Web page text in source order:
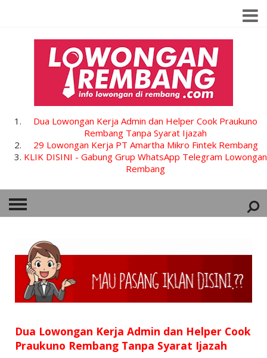
Dua Lowongan Kerja Admin dan Helper Cook Praukuno
Rembang Tanpa Syarat Ijazah
29 Lowongan Kerja PT Amartha Mikro Fintek Rembang
KLIK DISINI - Gabung Grup WhatsApp Telegram Lowongan
Rembang
HOME
SMP
D3
Dua Lowongan Kerja Admin dan Helper Cook
Praukuno Rembang Tanpa Syarat Ijazah